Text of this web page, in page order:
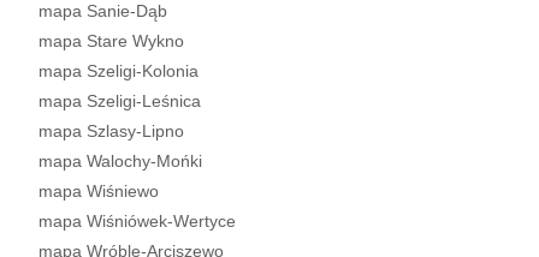
mapa Sanie-Dąb
mapa Stare Wykno
mapa Szeligi-Kolonia
mapa Szeligi-Leśnica
mapa Szlasy-Lipno
mapa Walochy-Mońki
mapa Wiśniewo
mapa Wiśniówek-Wertyce
mapa Wróble-Arciszewo